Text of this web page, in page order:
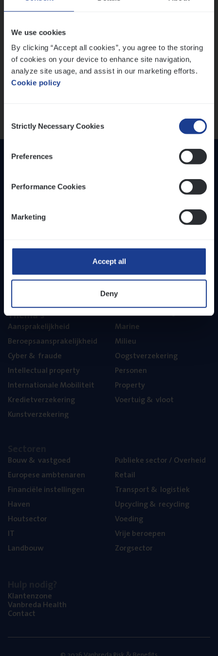
We use cookies
By clicking “Accept all cookies”, you agree to the storing
of cookies on your device to enhance site navigation,
analyze site usage, and assist in our marketing efforts.
Cookie policy
Selection
Strictly Necessary Cookies
Preferences
Performance Cookies
Marketing
Accept all
Deny
Sales Management
Loca­tie
Provincie Antwerpen
Lees onze verhalen
Meer dan collega’s: hoe Julie en Aurélie elkaar
versterken
Mathias houdt van diepgaande dossiers én droge
humor
Duur­zaam­heid
Diver­si­teit, gelijk­waar­dig­heid en inclusie
Part­ner­ships
The­ma’s
Aan­spra­ke­lijk­heid
Beroeps­aan­spra­ke­lijk­heid
Cyber& fraude
Intel­lec­tu­al property
Inter­na­ti­o­na­le Mobiliteit
Kre­diet­ver­ze­ke­ring
Kunst­ver­ze­ke­ring
Mari­ne
Mili­eu
Oogst­ver­ze­ke­ring
Per­so­nen
Pro­per­ty
Voer­tuig& vloot
Bouw& vastgoed
Euro­pe­se ambtenaren
Finan­ci­ë­le instellingen
Haven
Hout­sec­tor
IT
Land­bouw
Publie­ke sec­tor / Overheid
Retail
Trans­port& logistiek
Upcy­cling& recycling
Voe­ding
Vrije beroe­pen
Zorg­sec­tor
Klan­ten­zo­ne
Van­b­re­da Health
Con­tact